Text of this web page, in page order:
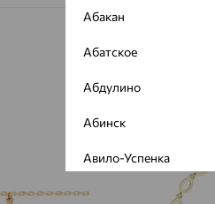
Абакан
Абатское
Абдулино
Абинск
Авило-Успенка
Авсюнино